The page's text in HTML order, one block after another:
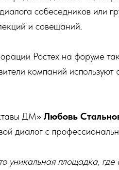
собеседников или
и совещаний.
Ростех на форуме
компаний
ДМ» Любовь
диалог с
уникальная площадка,